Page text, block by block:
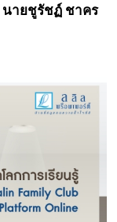
นายชูรัชฏ์ ชาคร